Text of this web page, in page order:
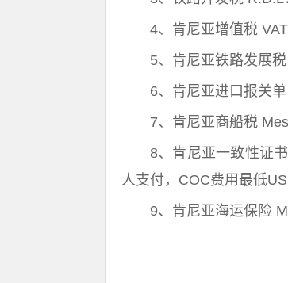
4、肯尼亚增值税
5、肯尼亚铁路发展
6、肯尼亚进口报关
7、肯尼亚商船税
8、肯尼亚一致性证
人支付，COC费用最低
9、肯尼亚海运保险